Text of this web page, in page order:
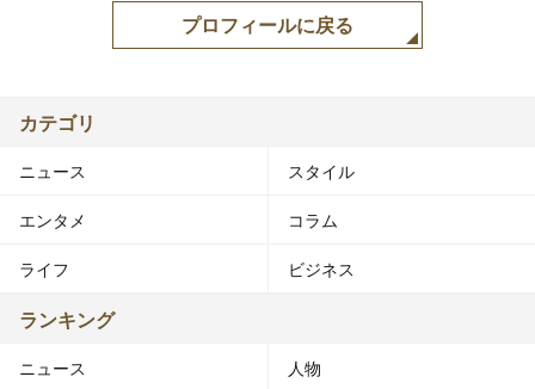
プロフィールに戻る
カテゴリ
ニュース スタイル
エンタメ コラム
ライフ ビジネス
ランキング
ニュース 人物